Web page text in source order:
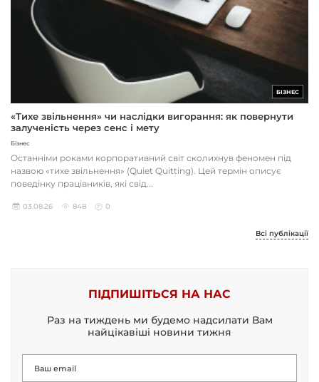
БІЗНЕС
«Тихе звільнення» чи наслідки вигорання: як повернути
залученість через сенс і мету
Бізнес
Останніми роками корпоративний світ сколихнув феномен під
назвою «тихе звільнення» (Quiet Quitting). Цей термін описує
поведінку працівників, які свід...
03.08.26 848 0
Всі публікації
ПІДПИШІТЬСЯ НА НАС
Раз на тиждень ми будемо надсилати Вам
найцікавіші новини тижня